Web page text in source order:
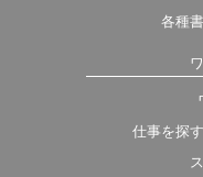
各種
仕事を探